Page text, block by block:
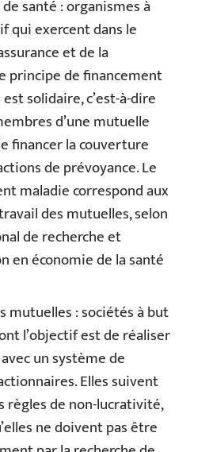
santé : organismes à
qui exercent dans le
et de la
principe de financement
solidaire, c’est-à-dire
d’une mutuelle
financer la couverture
de prévoyance. Le
maladie correspond aux
des mutuelles, selon
de recherche et
en économie de la santé
mutuelles : sociétés à but
l’objectif est de réaliser
un système de
Elles suivent
règles de non-lucrativité,
ne doivent pas être